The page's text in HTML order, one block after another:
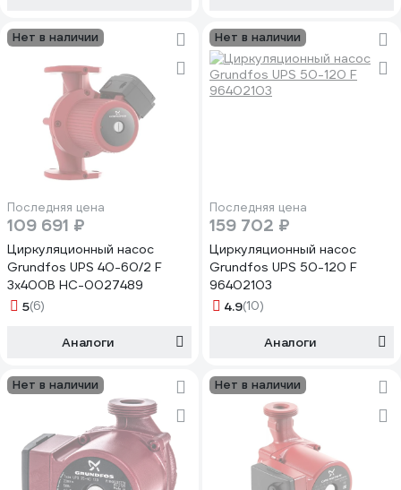
Нет в наличии
Последняя цена
109 691 ₽
Циркуляционный насос
Grundfos UPS 40-60/2 F
3x400В НС-0027489
5(6)
Аналоги
Нет в наличии
Последняя цена
159 702 ₽
Циркуляционный насос
Grundfos UPS 50-120 F
96402103
4.9(10)
Аналоги
Нет в наличии Нет в наличии